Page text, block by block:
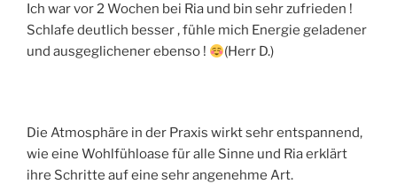
Ich war vor 2 Wochen bei Ria und bin sehr zufrieden !
Schlafe deutlich besser , fühle mich Energie geladener
und ausgeglichener ebenso !
(Herr D.)
Die Atmosphäre in der Praxis wirkt sehr entspannend,
wie eine Wohlfühloase für alle Sinne und Ria erklärt
ihre Schritte auf eine sehr angenehme Art.